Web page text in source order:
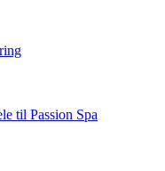
til Passion Spa